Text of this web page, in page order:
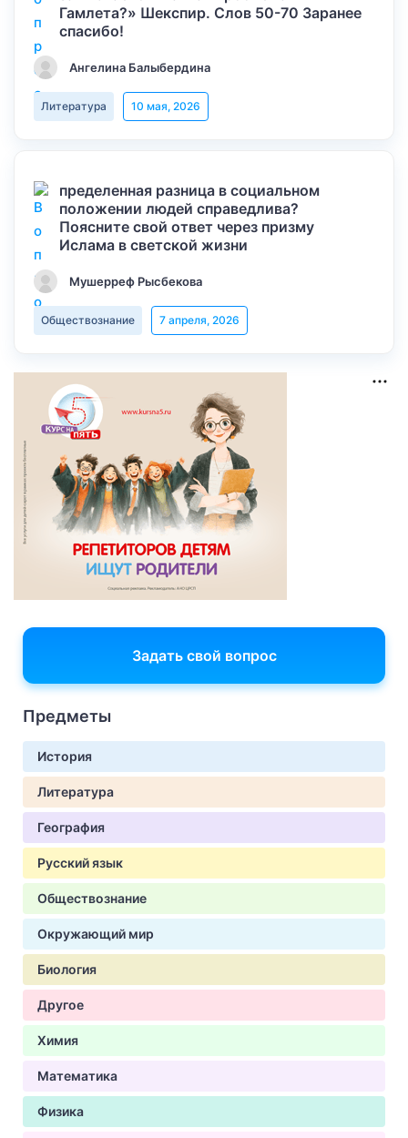
Гамлета?» Шекспир. Слов 50-70 Заранее
спасибо!
Ангелина Балыбердина
Литература 10 мая, 2026
пределенная разница в социальном
положении людей справедлива?
Поясните свой ответ через призму
Ислама в светской жизни
Мушерреф Рысбекова
Обществознание 7 апреля, 2026
Задать свой вопрос
Предметы
История
Литература
География
Русский язык
Обществознание
Окружающий мир
Биология
Другое
Химия
Математика
Физика